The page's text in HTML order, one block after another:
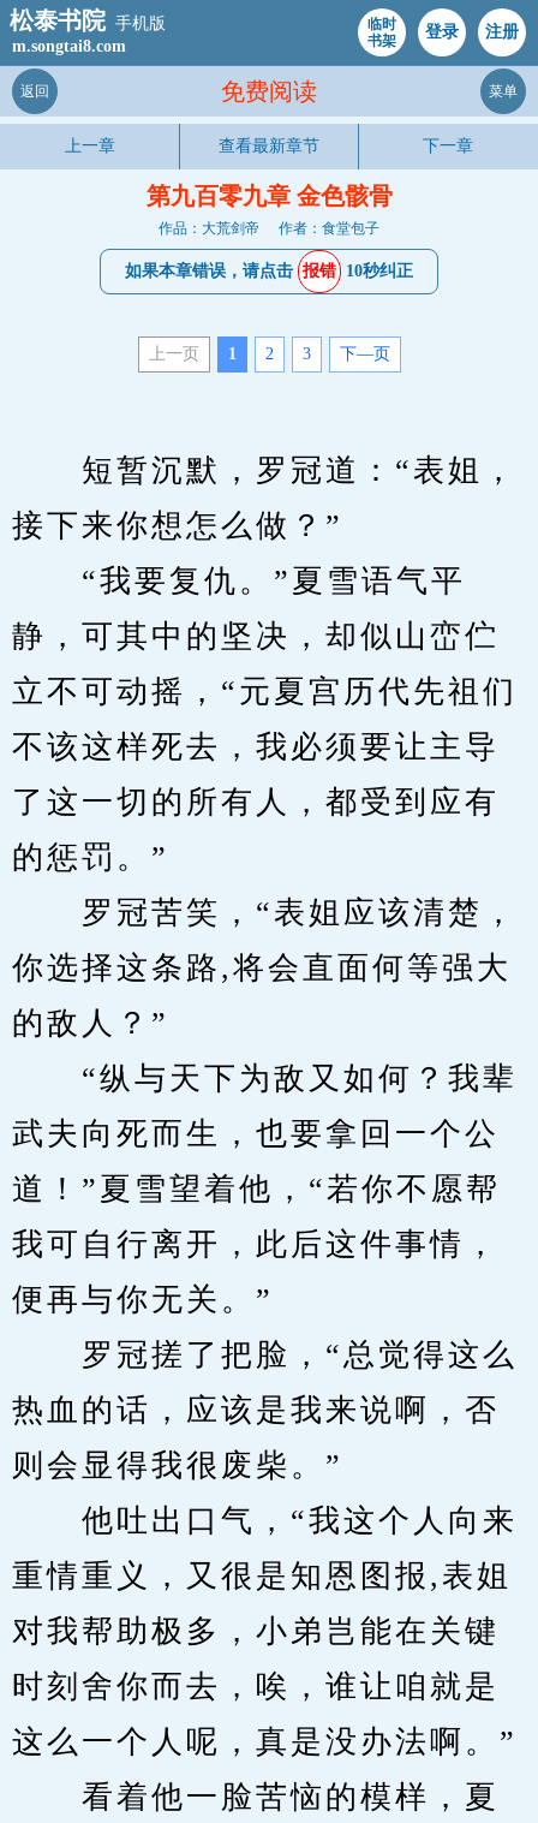
松泰书院 手机版
m.songtai8.com
临时
书架
登录 注册
免费阅读
返回 菜单
上一章 查看最新章节 下一章
第九百零九章 金色骸骨
作品：大荒剑帝 作者：食堂包子
如果本章错误，请点击 报错 10秒纠正
上一页 1 2 3 下—页
短暂沉默，罗冠道：“表姐，
接下来你想怎么做？”
“我要复仇。”夏雪语气平
静，可其中的坚决，却似山峦伫
立不可动摇，“元夏宫历代先祖们
不该这样死去，我必须要让主导
了这一切的所有人，都受到应有
的惩罚。”
罗冠苦笑，“表姐应该清楚，
你选择这条路,将会直面何等强大
的敌人？”
“纵与天下为敌又如何？我辈
武夫向死而生，也要拿回一个公
道！”夏雪望着他，“若你不愿帮
我可自行离开，此后这件事情，
便再与你无关。”
罗冠搓了把脸，“总觉得这么
热血的话，应该是我来说啊，否
则会显得我很废柴。”
他吐出口气，“我这个人向来
重情重义，又很是知恩图报,表姐
对我帮助极多，小弟岂能在关键
时刻舍你而去，唉，谁让咱就是
这么一个人呢，真是没办法啊。”
看着他一脸苦恼的模样，夏